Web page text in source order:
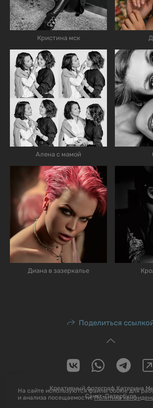
Кристина мск
Алена с мамой
Диана в зазеркалье
Поделиться
Креативный фотограф Катерина
Санкт-Петербург.
На сайте используются файлы cookie для
и анализа посещаемости.Политика